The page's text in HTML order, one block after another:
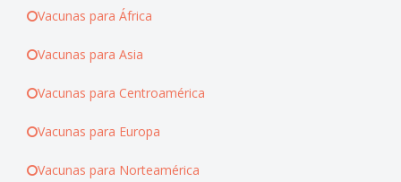
Vacunas para África
Vacunas para Asia
Vacunas para Centroamérica
Vacunas para Europa
Vacunas para Norteamérica